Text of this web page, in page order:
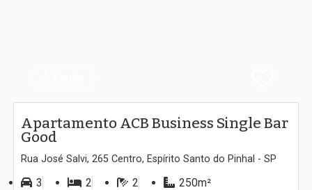
Apartamento ACB Business Single Bar
Good
Rua José Salvi, 265 Centro, Espírito Santo do Pinhal - SP
3 2 2 250m²